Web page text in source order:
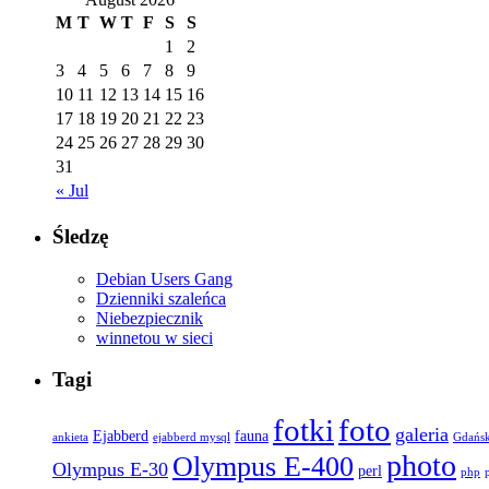
M T W T F S S
« Jul
1
2
3
4 5 6 7 8
9
10 11 12 13 14 15 16
17 18 19 20 21 22 23
24 25 26 27 28 29 30
31
Śledzę
Debian Users Gang
Dzienniki szaleńca
Niebezpiecznik
winnetou w sieci
Tagi
ankieta Ejabberd ejabberd mysql fauna fotki foto galeria
Olympus E-30 Olympus E-400 perl photo php